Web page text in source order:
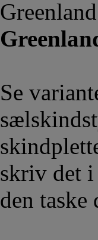
Se
skriv det
den